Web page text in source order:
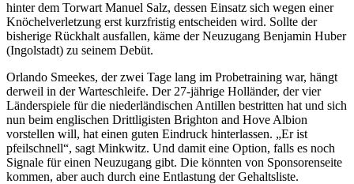
hinter dem Torwart Manuel Salz, dessen Einsatz sich wegen einer
Knöchelverletzung erst kurzfristig entscheiden wird. Sollte der
bisherige Rückhalt ausfallen, käme der Neuzugang Benjamin Huber
(Ingolstadt) zu seinem Debüt.
Orlando Smeekes, der zwei Tage lang im Probetraining war, hängt
derweil in der Warteschleife. Der 27-jährige Holländer, der vier
Länderspiele für die niederländischen Antillen bestritten hat und sich
nun beim englischen Drittligisten Brighton and Hove Albion
vorstellen will, hat einen guten Eindruck hinterlassen. „Er ist
pfeilschnell“, sagt Minkwitz. Und damit eine Option, falls es noch
Signale für einen Neuzugang gibt. Die könnten von Sponsorenseite
kommen, aber auch durch eine Entlastung der Gehaltsliste.